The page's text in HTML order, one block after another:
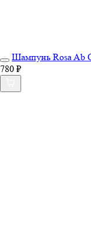
Шампунь Rosa Ab
780 ₽